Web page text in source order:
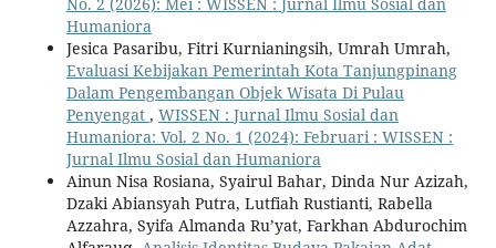
No. 2 (2026): Mei : WISSEN : Jurnal Ilmu Sosial dan
Humaniora
Jesica Pasaribu, Fitri Kurnianingsih, Umrah Umrah,
Evaluasi Kebijakan Pemerintah Kota Tanjungpinang
Dalam Pengembangan Objek Wisata Di Pulau
Penyengat , WISSEN : Jurnal Ilmu Sosial dan
Humaniora: Vol. 2 No. 1 (2024): Februari : WISSEN :
Jurnal Ilmu Sosial dan Humaniora
Ainun Nisa Rosiana, Syairul Bahar, Dinda Nur Azizah,
Dzaki Abiansyah Putra, Lutfiah Rustianti, Rabella
Azzahra, Syifa Almanda Ru’yat, Farkhan Abdurochim